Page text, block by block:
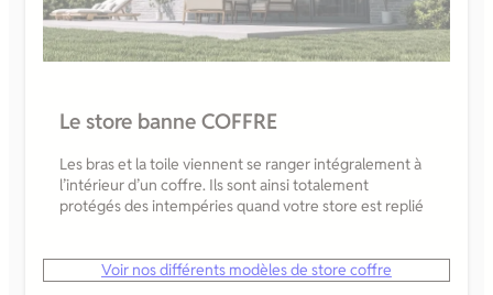
Le store banne COFFRE
Les bras et la toile viennent se ranger intégralement à
l’intérieur d’un coffre. Ils sont ainsi totalement
protégés des intempéries quand votre store est replié
Voir nos différents modèles de store coffre